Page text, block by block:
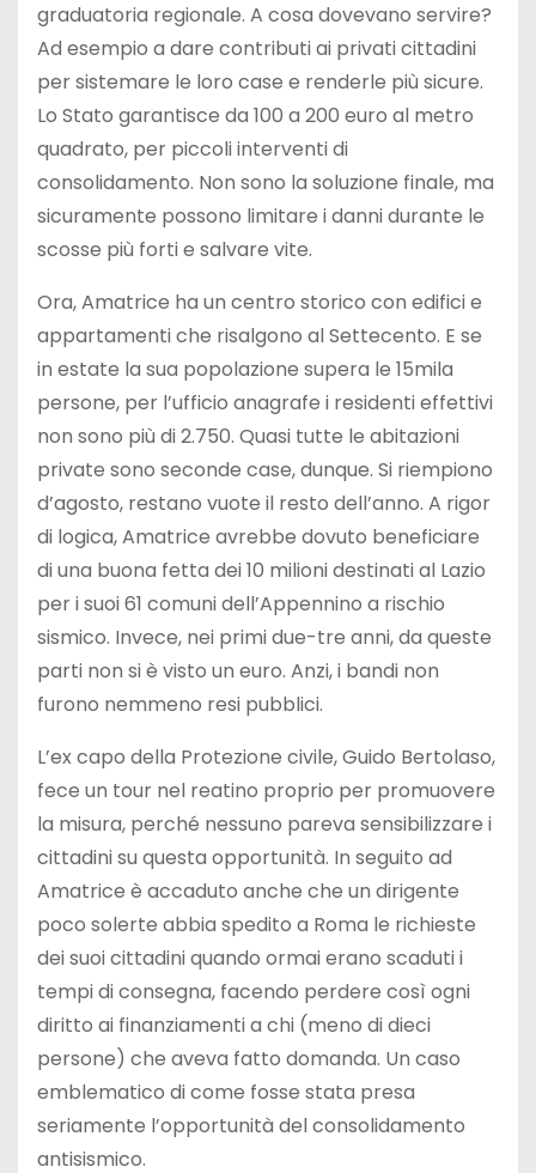
graduatoria regionale. A cosa dovevano servire?
Ad esempio a dare contributi ai privati cittadini
per sistemare le loro case e renderle più sicure.
Lo Stato garantisce da 100 a 200 euro al metro
quadrato, per piccoli interventi di
consolidamento. Non sono la soluzione finale, ma
sicuramente possono limitare i danni durante le
scosse più forti e salvare vite.
Ora, Amatrice ha un centro storico con edifici e
appartamenti che risalgono al Settecento. E se
in estate la sua popolazione supera le 15mila
persone, per l’ufficio anagrafe i residenti effettivi
non sono più di 2.750. Quasi tutte le abitazioni
private sono seconde case, dunque. Si riempiono
d’agosto, restano vuote il resto dell’anno. A rigor
di logica, Amatrice avrebbe dovuto beneficiare
di una buona fetta dei 10 milioni destinati al Lazio
per i suoi 61 comuni dell’Appennino a rischio
sismico. Invece, nei primi due-tre anni, da queste
parti non si è visto un euro. Anzi, i bandi non
furono nemmeno resi pubblici.
L’ex capo della Protezione civile, Guido Bertolaso,
fece un tour nel reatino proprio per promuovere
la misura, perché nessuno pareva sensibilizzare i
cittadini su questa opportunità. In seguito ad
Amatrice è accaduto anche che un dirigente
poco solerte abbia spedito a Roma le richieste
dei suoi cittadini quando ormai erano scaduti i
tempi di consegna, facendo perdere così ogni
diritto ai finanziamenti a chi (meno di dieci
persone) che aveva fatto domanda. Un caso
emblematico di come fosse stata presa
seriamente l’opportunità del consolidamento
antisismico.